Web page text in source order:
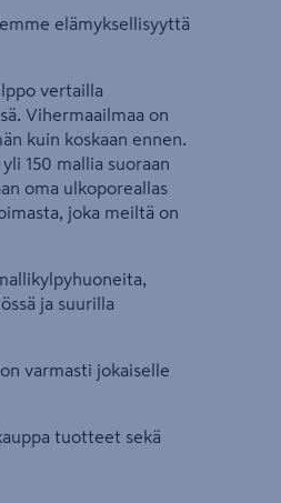
elämyksellisyyttä
vertailla
Vihermaailmaa on
kuin koskaan ennen.
150 mallia suoraan
oma ulkoporeallas
joka meiltä on
ja suurilla
varmasti jokaiselle
tuotteet sekä